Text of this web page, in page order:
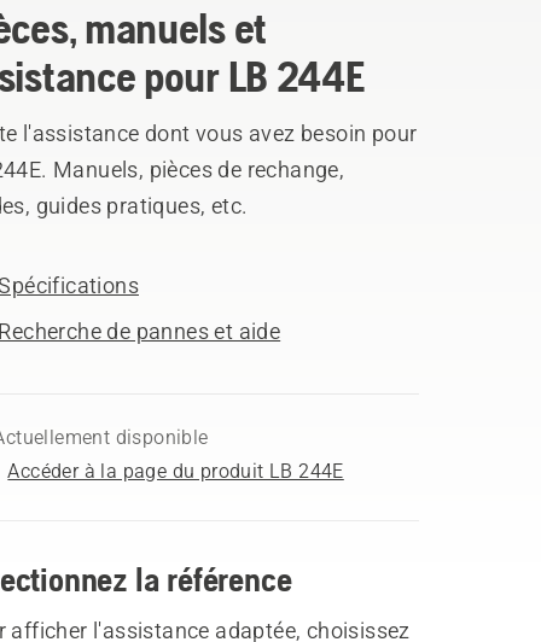
manuels et
pour LB 244E
l'assistance dont vous avez besoin pour
Manuels, pièces de rechange,
guides pratiques, etc.
de pannes et aide
disponible
Accéder à la page du produit LB 244E
la référence
afficher l'assistance adaptée, choisissez